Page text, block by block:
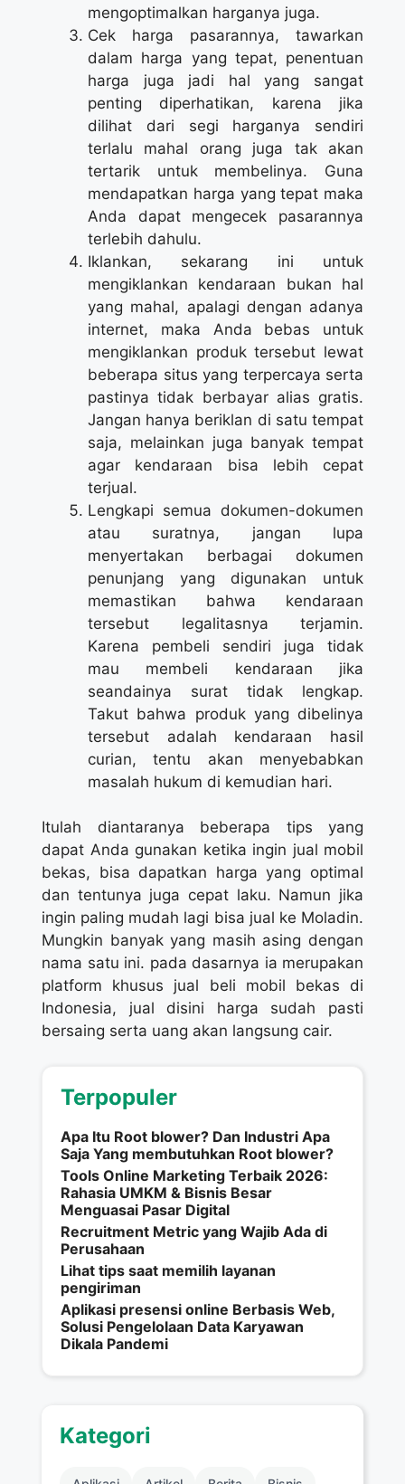
mengoptimalkan harganya juga.
Cek harga pasarannya, tawarkan
dalam harga yang tepat, penentuan
harga juga jadi hal yang sangat
penting diperhatikan, karena jika
dilihat dari segi harganya sendiri
terlalu mahal orang juga tak akan
tertarik untuk membelinya. Guna
mendapatkan harga yang tepat maka
Anda dapat mengecek pasarannya
terlebih dahulu.
Iklankan, sekarang ini untuk
mengiklankan kendaraan bukan hal
yang mahal, apalagi dengan adanya
internet, maka Anda bebas untuk
mengiklankan produk tersebut lewat
beberapa situs yang terpercaya serta
pastinya tidak berbayar alias gratis.
Jangan hanya beriklan di satu tempat
saja, melainkan juga banyak tempat
agar kendaraan bisa lebih cepat
terjual.
Lengkapi semua dokumen-dokumen
atau suratnya, jangan lupa
menyertakan berbagai dokumen
penunjang yang digunakan untuk
memastikan bahwa kendaraan
tersebut legalitasnya terjamin.
Karena pembeli sendiri juga tidak
mau membeli kendaraan jika
seandainya surat tidak lengkap.
Takut bahwa produk yang dibelinya
tersebut adalah kendaraan hasil
curian, tentu akan menyebabkan
masalah hukum di kemudian hari.
Itulah diantaranya beberapa tips yang
dapat Anda gunakan ketika ingin jual mobil
bekas, bisa dapatkan harga yang optimal
dan tentunya juga cepat laku. Namun jika
ingin paling mudah lagi bisa jual ke Moladin.
Mungkin banyak yang masih asing dengan
nama satu ini. pada dasarnya ia merupakan
platform khusus jual beli mobil bekas di
Indonesia, jual disini harga sudah pasti
bersaing serta uang akan langsung cair.
Terpopuler
Apa Itu Root blower? Dan Industri Apa
Saja Yang membutuhkan Root blower?
Tools Online Marketing Terbaik 2026:
Rahasia UMKM & Bisnis Besar
Menguasai Pasar Digital
Recruitment Metric yang Wajib Ada di
Perusahaan
Lihat tips saat memilih layanan
pengiriman
Aplikasi presensi online Berbasis Web,
Solusi Pengelolaan Data Karyawan
Dikala Pandemi
Kategori